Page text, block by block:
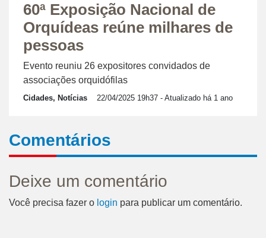
60ª Exposição Nacional de
Orquídeas reúne milhares de
pessoas
Evento reuniu 26 expositores convidados de
associações orquidófilas
Cidades, Notícias 22/04/2025 19h37 - Atualizado há 1 ano
Comentários
Deixe um comentário
Você precisa fazer o login para publicar um comentário.